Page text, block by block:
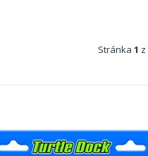
Stránka 1 z